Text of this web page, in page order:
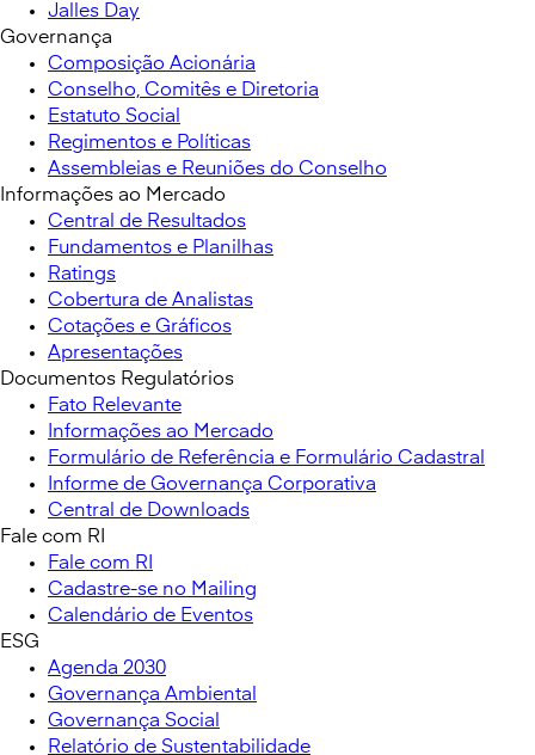
Jalles Day
Governança
Composição Acionária
Conselho, Comitês e Diretoria
Estatuto Social
Regimentos e Políticas
Assembleias e Reuniões do Conselho
Informações ao Mercado
Central de Resultados
Fundamentos e Planilhas
Ratings
Cobertura de Analistas
Cotações e Gráficos
Apresentações
Documentos Regulatórios
Fato Relevante
Informações ao Mercado
Formulário de Referência e Formulário Cadastral
Informe de Governança Corporativa
Central de Downloads
Fale com RI
Fale com RI
Cadastre-se no Mailing
Calendário de Eventos
ESG
Agenda 2030
Governança Ambiental
Governança Social
Relatório de Sustentabilidade